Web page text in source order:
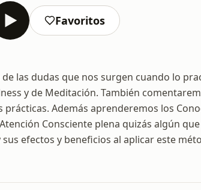
Favoritos
las dudas que nos surgen cuando lo
y de Meditación. También
prácticas. Además aprenderemos los
Consciente plena quizás algún
efectos y beneficios al aplicar este